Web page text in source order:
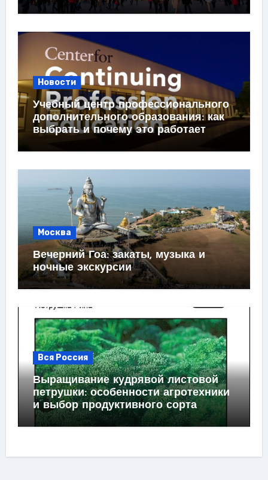
Новости
Учебный центр профессионального
дополнительного образования: как
выбрать и почему это работает
Москва
Вечерний Гоа: закаты, музыка и
ночные экскурсии
Вся Россия
Выращивание кудрявой листовой
петрушки: особенности агротехники
и выбор продуктивного сорта